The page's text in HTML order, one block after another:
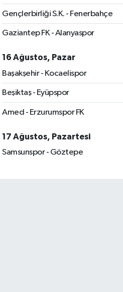
Gençlerbirliği S.K. - Fenerbahçe
Gaziantep FK - Alanyaspor
16 Ağustos, Pazar
Başakşehir - Kocaelispor
Beşiktaş - Eyüpspor
Amed - Erzurumspor FK
17 Ağustos, Pazartesi
Samsunspor - Göztepe